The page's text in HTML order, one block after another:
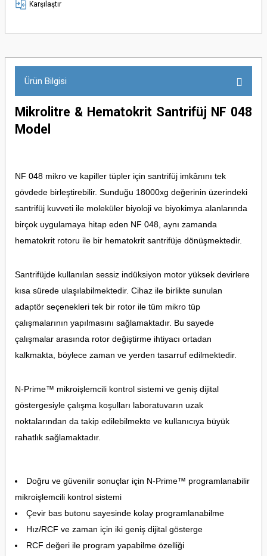
Karşılaştır
Ürün Bilgisi
Mikrolitre & Hematokrit Santrifüj NF 048
Model
NF 048 mikro ve kapiller tüpler için santrifüj imkânını tek
gövdede birleştirebilir. Sunduğu 18000xg değerinin üzerindeki
santrifüj kuvveti ile moleküler biyoloji ve biyokimya alanlarında
birçok uygulamaya hitap eden NF 048, aynı zamanda
hematokrit rotoru ile bir hematokrit santrifüje dönüşmektedir.
Santrifüjde kullanılan sessiz indüksiyon motor yüksek devirlere
kısa sürede ulaşılabilmektedir. Cihaz ile birlikte sunulan
adaptör seçenekleri tek bir rotor ile tüm mikro tüp
çalışmalarının yapılmasını sağlamaktadır. Bu sayede
çalışmalar arasında rotor değiştirme ihtiyacı ortadan
kalkmakta, böylece zaman ve yerden tasarruf edilmektedir.
N-Prime™ mikroişlemcili kontrol sistemi ve geniş dijital
göstergesiyle çalışma koşulları laboratuvarın uzak
noktalarından da takip edilebilmekte ve kullanıcıya büyük
rahatlık sağlamaktadır.
Doğru ve güvenilir sonuçlar için N-Prime™ programlanabilir
mikroişlemcili kontrol sistemi
Çevir bas butonu sayesinde kolay programlanabilme
Hız/RCF ve zaman için iki geniş dijital gösterge
RCF değeri ile program yapabilme özelliği